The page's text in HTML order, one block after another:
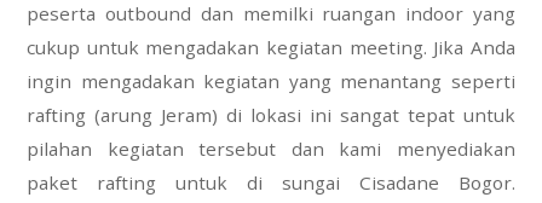
peserta outbound dan memilki ruangan indoor yang
cukup untuk mengadakan kegiatan meeting. Jika Anda
ingin mengadakan kegiatan yang menantang seperti
rafting (arung Jeram) di lokasi ini sangat tepat untuk
pilahan kegiatan tersebut dan kami menyediakan
paket rafting untuk di sungai Cisadane Bogor.